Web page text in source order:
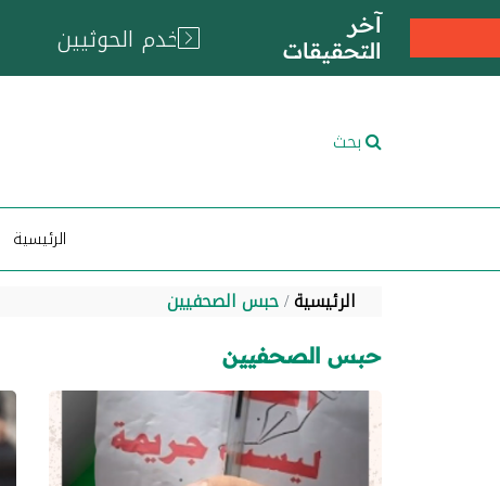
آخر
التحقيقات
بحث
الرئيسية
الرئيسية حبس الصحفيين
حبس الصحفيين